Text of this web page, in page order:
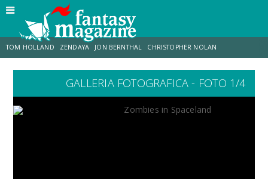
TOM HOLLAND ZENDAYA JON BERNTHAL CHRISTOPHER NOLAN
LUCCA COMICS & GAMES ODISSEA MARK RUFFALO
GALLERIA FOTOGRAFICA - FOTO 1/4